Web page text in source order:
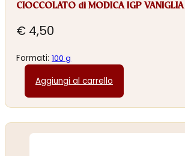
CIOCCOLATO di MODICA IGP VANIGLIA
€ 4,50
Formati:100 g
Aggiungi al carrello